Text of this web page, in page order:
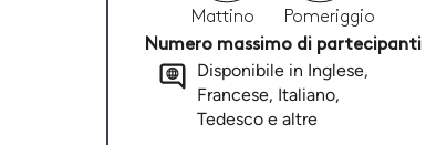
Mattino
Pomeriggio
Numero massimo di partecipanti
Disponibile in Inglese,
Francese, Italiano,
Tedesco e altre